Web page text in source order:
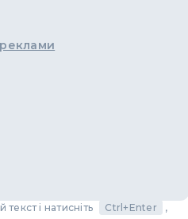
і натисніть Ctrl+Enter
,